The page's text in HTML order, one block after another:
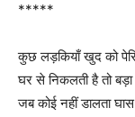
*****
कुछ लड़कियाँ खुद को
घर से निकलती है तो
जब कोई नहीं डालता